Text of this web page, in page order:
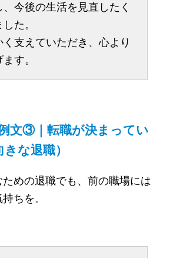
今後の生活を見直したく
た。
く支えていただき、心より
す。
文③｜転職が決まってい
な退職）
めの退職でも、前の職場には
ちを。